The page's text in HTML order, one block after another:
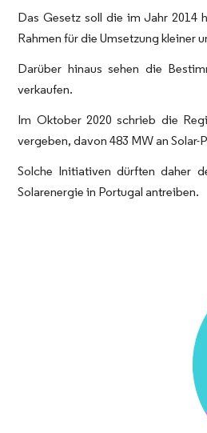
Das Gesetz soll die im Jahr 2014
Rahmen für die Umsetzung kleiner
Darüber hinaus sehen die
verkaufen.
Im Oktober 2020 schrieb die
vergeben, davon 483 MW an
Solche Initiativen dürften daher
Solarenergie in Portugal antreiben.